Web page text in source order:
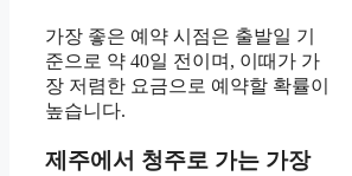
가장 좋은 예약 시점은 출발일 기
준으로 약 40일 전이며, 이때가 가
장 저렴한 요금으로 예약할 확률이
높습니다.
제주에서 청주로 가는 가장